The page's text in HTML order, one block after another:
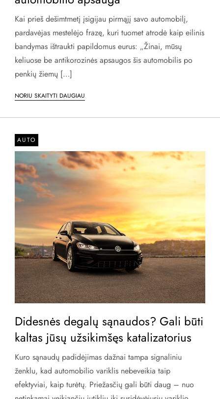
Kai prieš dešimtmetį įsigijau pirmąjį savo automobilį,
pardavėjas mestelėjo frazę, kuri tuomet atrodė kaip eilinis
bandymas ištraukti papildomus eurus: „Žinai, mūsų
keliuose be antikorozinės apsaugos šis automobilis po
penkių žiemų […]
NORIU SKAITYTI DAUGIAU
AUTO
Didesnės degalų sąnaudos? Gali būti
kaltas jūsų užsikimšęs katalizatorius
Kuro sąnaudų padidėjimas dažnai tampa signaliniu
ženklu, kad automobilio variklis nebeveikia taip
efektyviai, kaip turėtų. Priežasčių gali būti daug – nuo